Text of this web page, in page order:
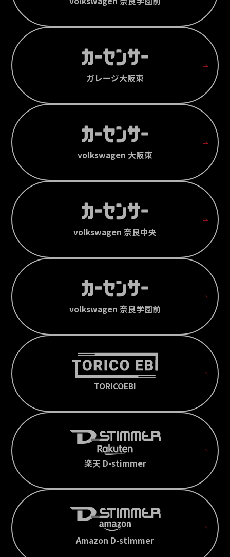
ガレージ大阪東
volkswagen 大阪東
volkswagen 奈良中央
volkswagen 奈良学園前
TORICOEBI
楽天 D-stimmer
Amazon D-stimmer